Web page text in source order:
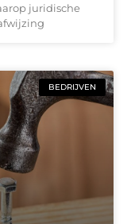
juridische
BEDRIJVEN